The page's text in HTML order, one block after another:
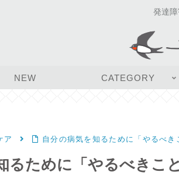
発達
NEW CATEGORY
ア 自分の病気を知るために「やるべき
るために「やるべきこ